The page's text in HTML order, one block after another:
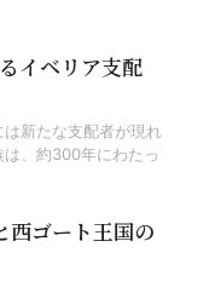
イベリア支配
新たな支配者が現れ
、約300年にわたっ
西ゴート王国の